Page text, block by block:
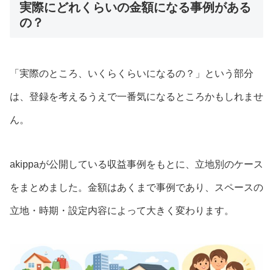
実際にどれくらいの金額になる事例がある
の？
「実際のところ、いくらくらいになるの？」という部分
は、登録を考えるうえで一番気になるところかもしれませ
ん。
akippaが公開している収益事例をもとに、立地別のケース
をまとめました。金額はあくまで事例であり、スペースの
立地・時期・設定内容によって大きく変わります。